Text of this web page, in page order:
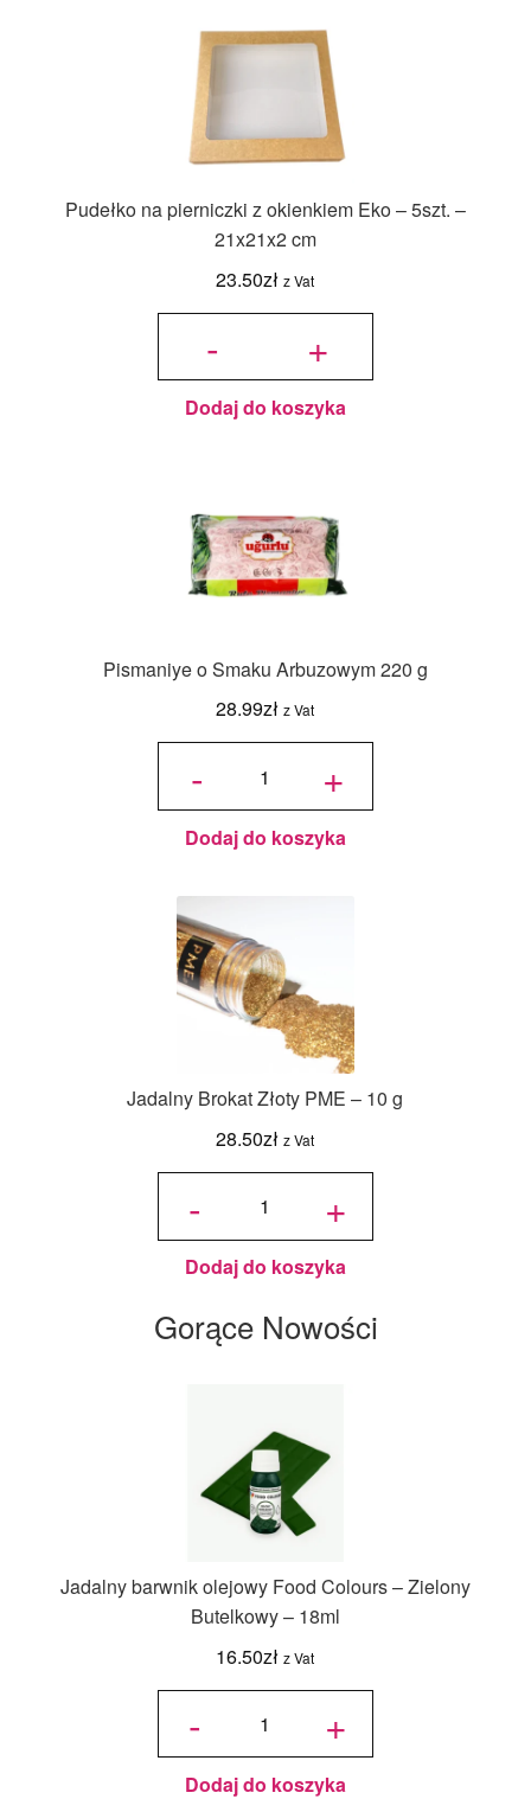
Pudełko na pierniczki z okienkiem Eko – 5szt. –
21x21x2 cm
23.50zł z Vat
-
ilość
pierniczki
Eko -
5szt. -
cm
+
Dodaj do koszyka
Pismaniye o Smaku Arbuzowym 220 g
28.99zł z Vat
-
ilość
Arbuzowym
220 g +
Dodaj do koszyka
Jadalny Brokat Złoty PME – 10 g
28.50zł z Vat
-
ilość
Złoty
PME -
10 g +
Dodaj do koszyka
Gorące Nowości
Jadalny barwnik olejowy Food Colours – Zielony
Butelkowy – 18ml
16.50zł z Vat
-
ilość
olejowy
Food
Zielony
Butelkowy
+
Dodaj do koszyka